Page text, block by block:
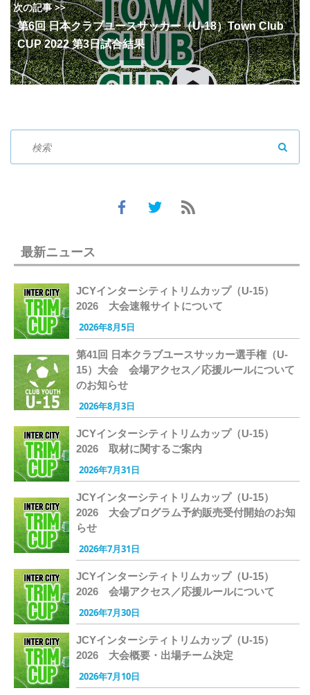
次の記事 >>
第6回 日本クラブユースサッカー（U-18）Town Club
CUP 2022 第3日試合結果
最新ニュース
JCYインターシティトリムカップ（U-15）
2026 大会速報サイトについて
2026年8月5日
第41回 日本クラブユースサッカー選手権（U-
15）大会 会場アクセス／応援ルールについて
のお知らせ
2026年8月3日
JCYインターシティトリムカップ（U-15）
2026 取材に関するご案内
2026年7月31日
JCYインターシティトリムカップ（U-15）
2026 大会プログラム予約販売受付開始のお知
らせ
2026年7月31日
JCYインターシティトリムカップ（U-15）
2026 会場アクセス／応援ルールについて
2026年7月30日
JCYインターシティトリムカップ（U-15）
2026 大会概要・出場チーム決定
2026年7月10日